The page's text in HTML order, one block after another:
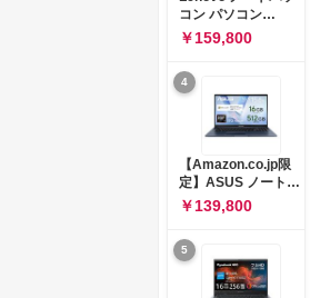
コン パソコン
IdeaPad Slim 3 14.0
インチ AMD
Ryzen™ 5 8640HS
メモリ16GB
SSD512GB
Microsoft 365 試用
版 Windows11 バッ
テリー駆動12.6時間
重量1.39kg ルナグレ
ー 83K9003JJP ノー
トPC
￥159,800
4
【Amazon.co.jp限
定】ASUS ノートパ
ソコン Vivobook 15
M1502NAQ 15.6イ
ンチ AMD Ryzen 7
170 メモリ16GB
SSD 512GB
Microsoft 365
￥139,800
5